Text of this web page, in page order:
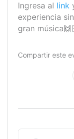
Ingresa al link
experiencia
gran
Compartir este